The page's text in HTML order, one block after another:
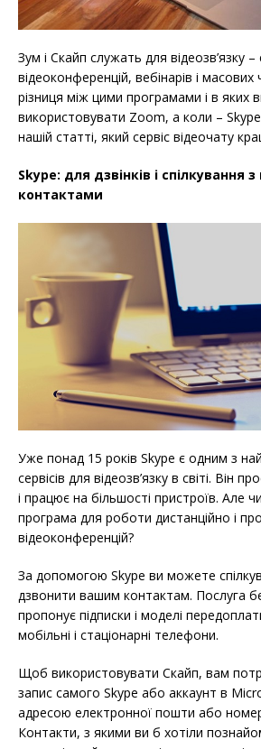
Зум і Скайп служать для відеозв’язку
відеоконференцій, вебінарів і
різниця між цими програмами і в яких
використовувати Zoom, а коли –
нашій статті, який сервіс відеочату
Skype: для дзвінків і спілкування
контактами
Уже понад 15 років Skype є одним з
сервісів для відеозв’язку в світі. Він
і працює на більшості пристроїв. Але
програма для роботи дистанційно і
відеоконференцій?
За допомогою Skype ви можете
дзвонити вашим контактам. Послуга
пропонує підписки і моделі
мобільні і стаціонарні телефони.
Щоб використовувати Скайп, вам
запис самого Skype або аккаунт в
адресою електронної пошти або
Контакти, з якими ви б хотіли